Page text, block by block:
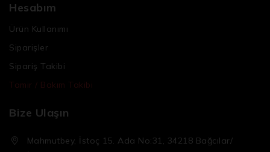
Hesabım
Ürün Kullanımı
Siparişler
Sipariş Takibi
Tamir / Bakım Takibi
Bize Ulaşın
Mahmutbey, İstoç 15. Ada No:31, 34218 Bağcılar/